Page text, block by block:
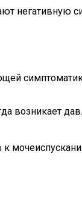
негативную
возникает